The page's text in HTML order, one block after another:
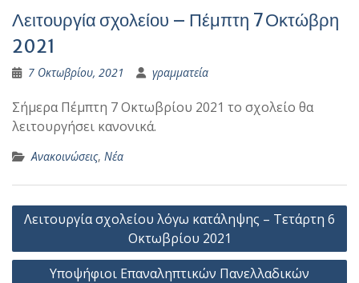
Λειτουργία σχολείου – Πέμπτη 7 Οκτώβρη
2021
7 Οκτωβρίου, 2021 γραμματεία
Σήμερα Πέμπτη 7 Οκτωβρίου 2021 το σχολείο θα
λειτουργήσει κανονικά.
Ανακοινώσεις, Νέα
Πλοήγηση
άρθρων
Λειτουργία σχολείου λόγω κατάληψης – Τετάρτη 6
Οκτωβρίου 2021
Υποψήφιοι Επαναληπτικών Πανελλαδικών